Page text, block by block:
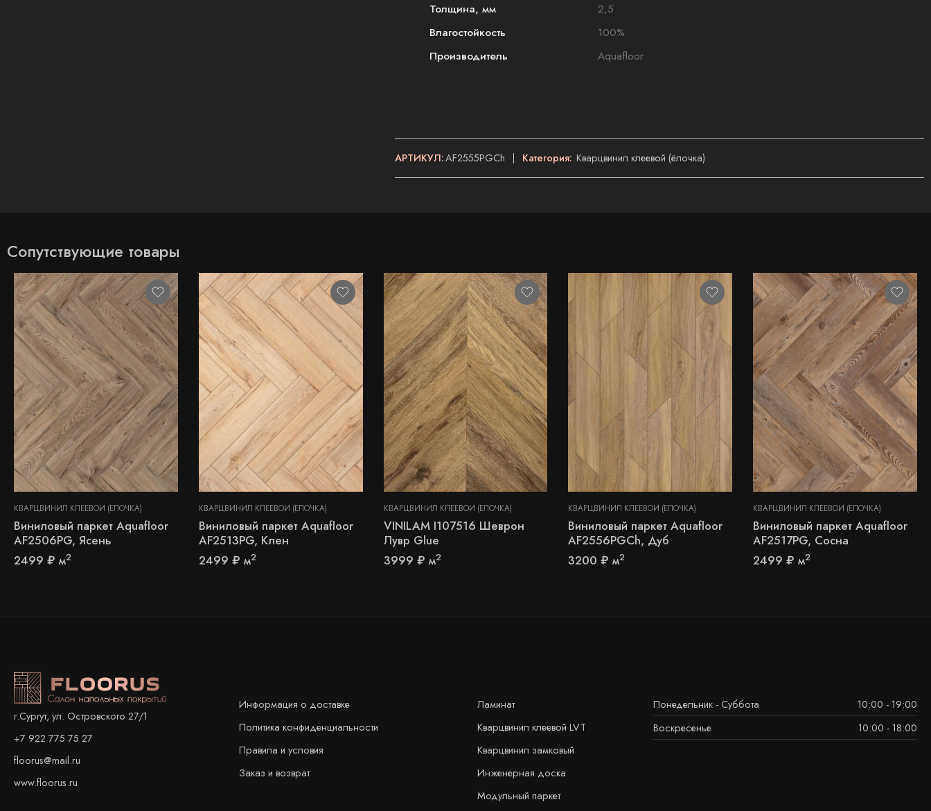
Толщина, мм
2,5
Влагостойкость
100%
Производитель
Aquafloor
АРТИКУЛ:AF2555PGCh Категория: Кварцвинил клеевой (ёлочка)
Сопутствующие товары
КВАРЦВИНИЛ КЛЕЕВОЙ (ЁЛОЧКА)
Виниловый паркет Aquafloor
AF2506PG, Ясень
2499 ₽ м2
КВАРЦВИНИЛ КЛЕЕВОЙ (ЁЛОЧКА)
Виниловый паркет Aquafloor
AF2513PG, Клен
2499 ₽ м2
КВАРЦВИНИЛ КЛЕЕВОЙ (ЁЛОЧКА)
VINILAM I107516 Шеврон
Лувр Glue
3999 ₽ м2
КВАРЦВИНИЛ КЛЕЕВОЙ (ЁЛОЧКА)
Виниловый паркет Aquafloor
AF2556PGCh, Дуб
3200₽ м2
КВАРЦВИНИЛ КЛЕЕВОЙ (ЁЛОЧКА)
Виниловый паркет Aquafloor
AF2517PG, Сосна
2499₽ м2
г.Сургут, ул. Островского 27/1
+7 922 775 75 27
floorus@mail.ru
www.floorus.ru
Информация о доставке
Политика конфиденциальности
Правила и условия
Заказ и возврат
Ламинат
Кварцвинил клеевой LVT
Кварцвинил замковый
Инженерная доска
Модульный паркет
Понедельник - Суббота
10:00 - 19:00
Воскресенье
10:00 - 18:00